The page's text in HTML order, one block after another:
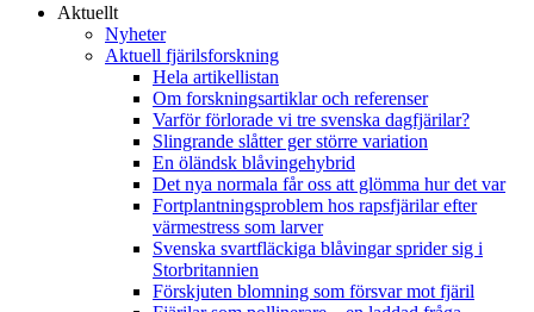
Aktuellt
Nyheter
Aktuell fjärilsforskning
Hela artikellistan
Om forskningsartiklar och referenser
Varför förlorade vi tre svenska dagfjärilar?
Slingrande slåtter ger större variation
En öländsk blåvingehybrid
Det nya normala får oss att glömma hur det var
Fortplantningsproblem hos rapsfjärilar efter
värmestress som larver
Svenska svartfläckiga blåvingar sprider sig i
Storbritannien
Förskjuten blomning som försvar mot fjäril